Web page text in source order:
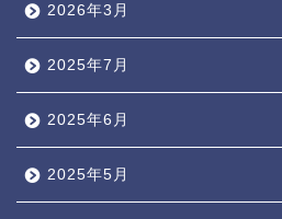
2026年3月
2025年7月
2025年6月
2025年5月